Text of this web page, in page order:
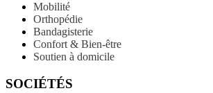
Mobilité
Orthopédie
Bandagisterie
Confort & Bien-être
Soutien à domicile
SOCIÉTÉS